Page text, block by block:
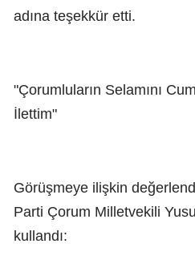
adına teşekkür etti.
"Çorumluların Selamını
İlettim"
Görüşmeye ilişkin
Parti Çorum Milletvekili
kullandı: